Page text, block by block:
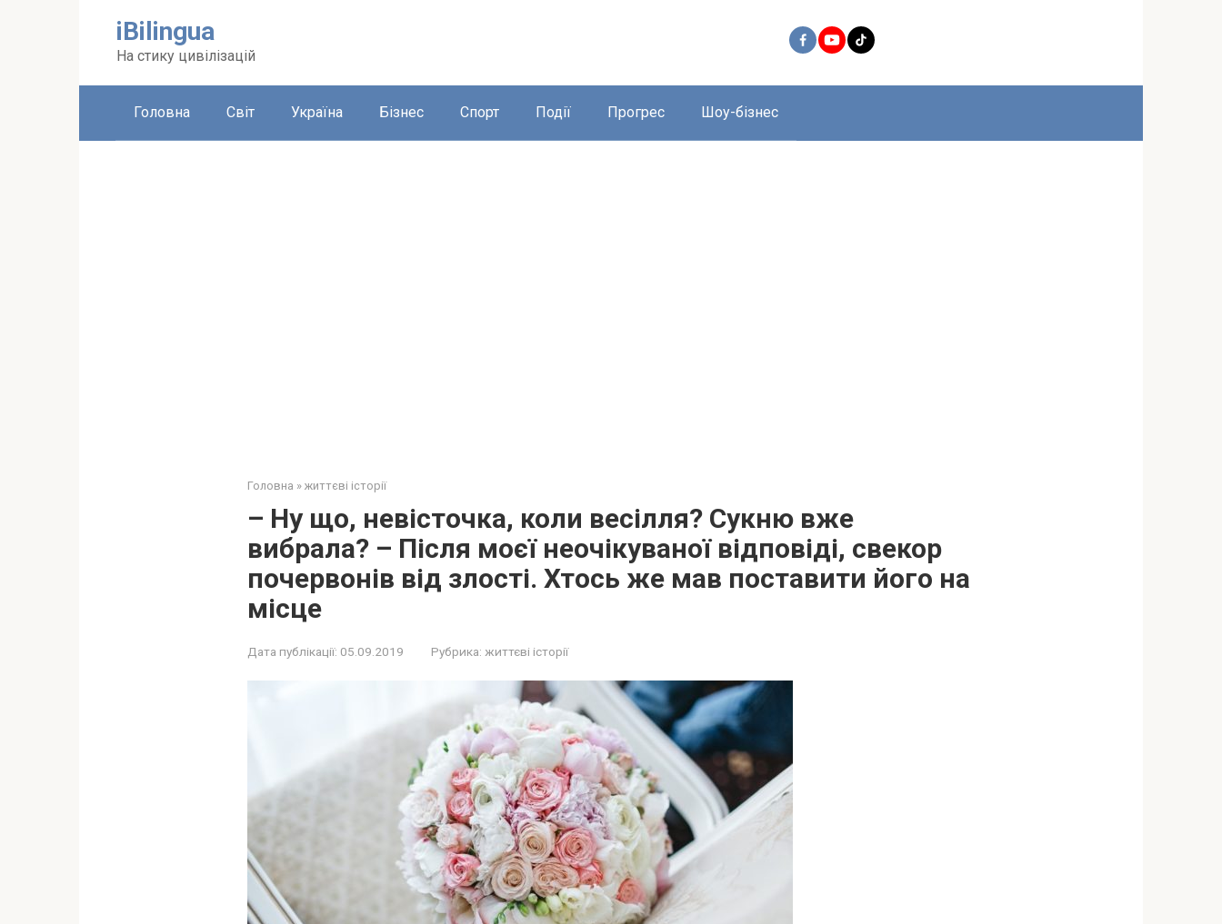
iBilingua
На стику цивілізацій
Головна Світ Україна Бізнес Спорт Події Прогрес Шоу-бізнес
Головна » життєві історії
– Ну що, невісточка, коли весілля? Сукню вже
вибрала? – Після моєї неочікуваної відповіді, свекор
почервонів від злості. Хтось же мав поставити його на
місце
Дата публікації: 05.09.2019 Рубрика: життєві історії